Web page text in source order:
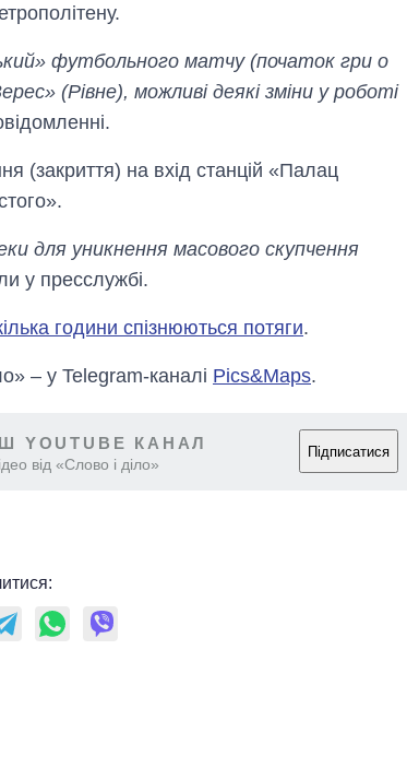
футбольного матчу (початок гри о
(Рівне), можливі деякі зміни у роботі
(закриття) на вхід станцій «Палац
для уникнення масового скупчення
у пресслужбі.
години спізнюються потяги.
– у Telegram-каналі Pics&Maps.
YOUTUBE КАНАЛ
від «Слово і діло»
Підписатися
оборони за 13